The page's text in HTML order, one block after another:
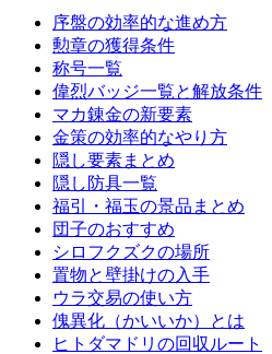
序盤の効率的な進め方
勲章の獲得条件
称号一覧
偉烈バッジ一覧と解放条件
マカ錬金の新要素
金策の効率的なやり方
隠し要素まとめ
隠し防具一覧
福引・福玉の景品まとめ
団子のおすすめ
シロフクズクの場所
置物と壁掛けの入手
ウラ交易の使い方
傀異化（かいいか）とは
ヒトダマドリの回収ルート